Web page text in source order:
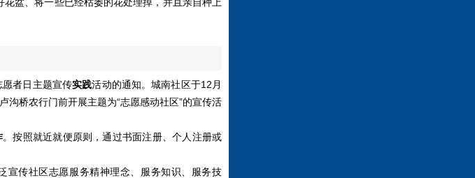
者日主题宣传实践活动的通知。城南社区于12月
沟桥农行门前开展主题为“志愿感动社区”的宣传活
。按照就近就便原则，通过书面注册、个人注册或
传社区志愿服务精神理念、服务知识、服务技